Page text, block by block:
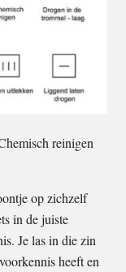
reinigen
op zichzelf
in de juiste
Je las in die zin
heeft en